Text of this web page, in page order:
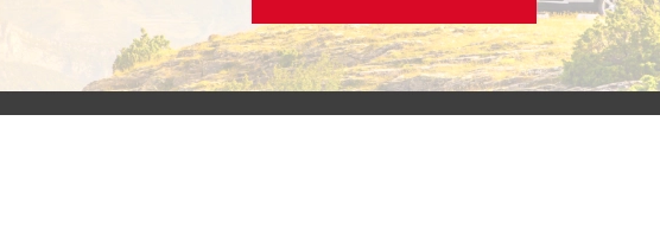
SCOPRI L'OFFERTA